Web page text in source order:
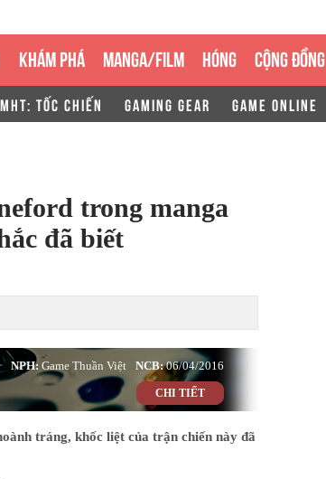
KHÁM PHÁ MANGA/FILM HÓNG CỘNG ĐỒNG
TỐC CHIẾN GAMING GEAR GAME ONLINE
trong manga
đã biết
06/04/2016
NCB:
Game Thuần Việt
NPH:
CHI TIẾT
tráng, khốc liệt của trận chiến này đã